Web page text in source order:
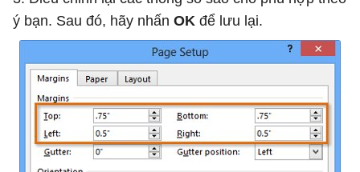
ý bạn. Sau đó, hãy nhấn OK để lưu lại.